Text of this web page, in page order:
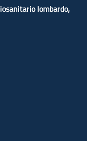
lombardo,